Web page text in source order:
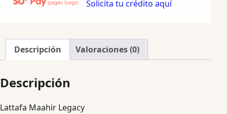
Solicita tu crédito aquí
Descripción Valoraciones (0)
Descripción
Lattafa Maahir Legacy